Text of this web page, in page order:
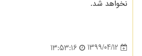
نخواهد شد.
1399/04/12
13:53:16